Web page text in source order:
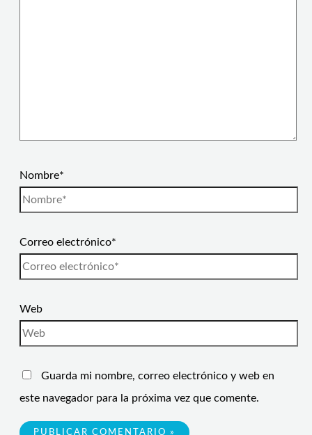
Nombre*
Correo electrónico*
Web
Guarda mi nombre, correo electrónico y web en
este navegador para la próxima vez que comente.